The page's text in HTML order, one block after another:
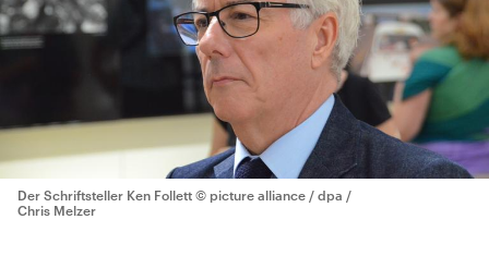
Der Schriftsteller Ken Follett © picture alliance / dpa /
Chris Melzer